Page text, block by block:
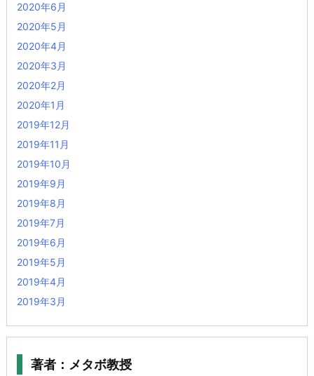
2020年6月
2020年5月
2020年4月
2020年3月
2020年2月
2020年1月
2019年12月
2019年11月
2019年10月
2019年9月
2019年8月
2019年7月
2019年6月
2019年5月
2019年4月
2019年3月
著者：メタボ教授